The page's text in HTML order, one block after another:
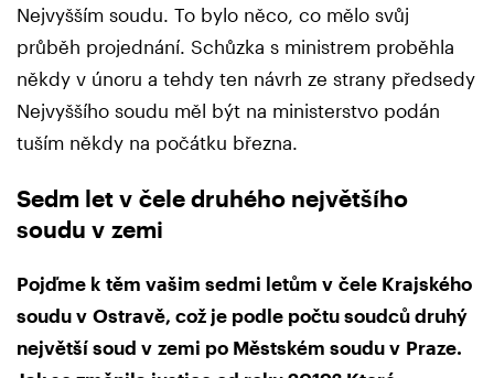
Nejvyšším soudu. To bylo něco, co mělo svůj
průběh projednání. Schůzka s ministrem proběhla
někdy v únoru a tehdy ten návrh ze strany předsedy
Nejvyššího soudu měl být na ministerstvo podán
tuším někdy na počátku března.
Sedm let v čele druhého největšího
soudu v zemi
Pojďme k těm vašim sedmi letům v čele Krajského
soudu v Ostravě, což je podle počtu soudců druhý
největší soud v zemi po Městském soudu v Praze.